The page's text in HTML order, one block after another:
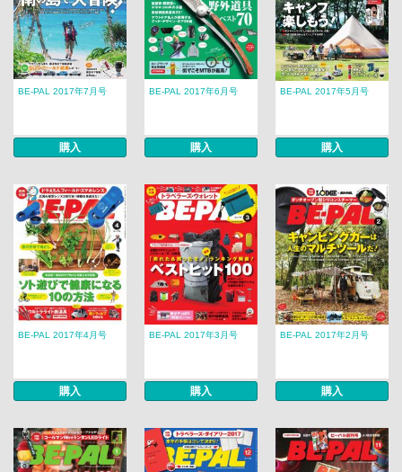
BE-PAL 2017年7月号
購入
BE-PAL 2017年6月号
購入
BE-PAL 2017年5月号
購入
BE-PAL 2017年4月号
購入
BE-PAL 2017年3月号
購入
BE-PAL 2017年2月号
購入